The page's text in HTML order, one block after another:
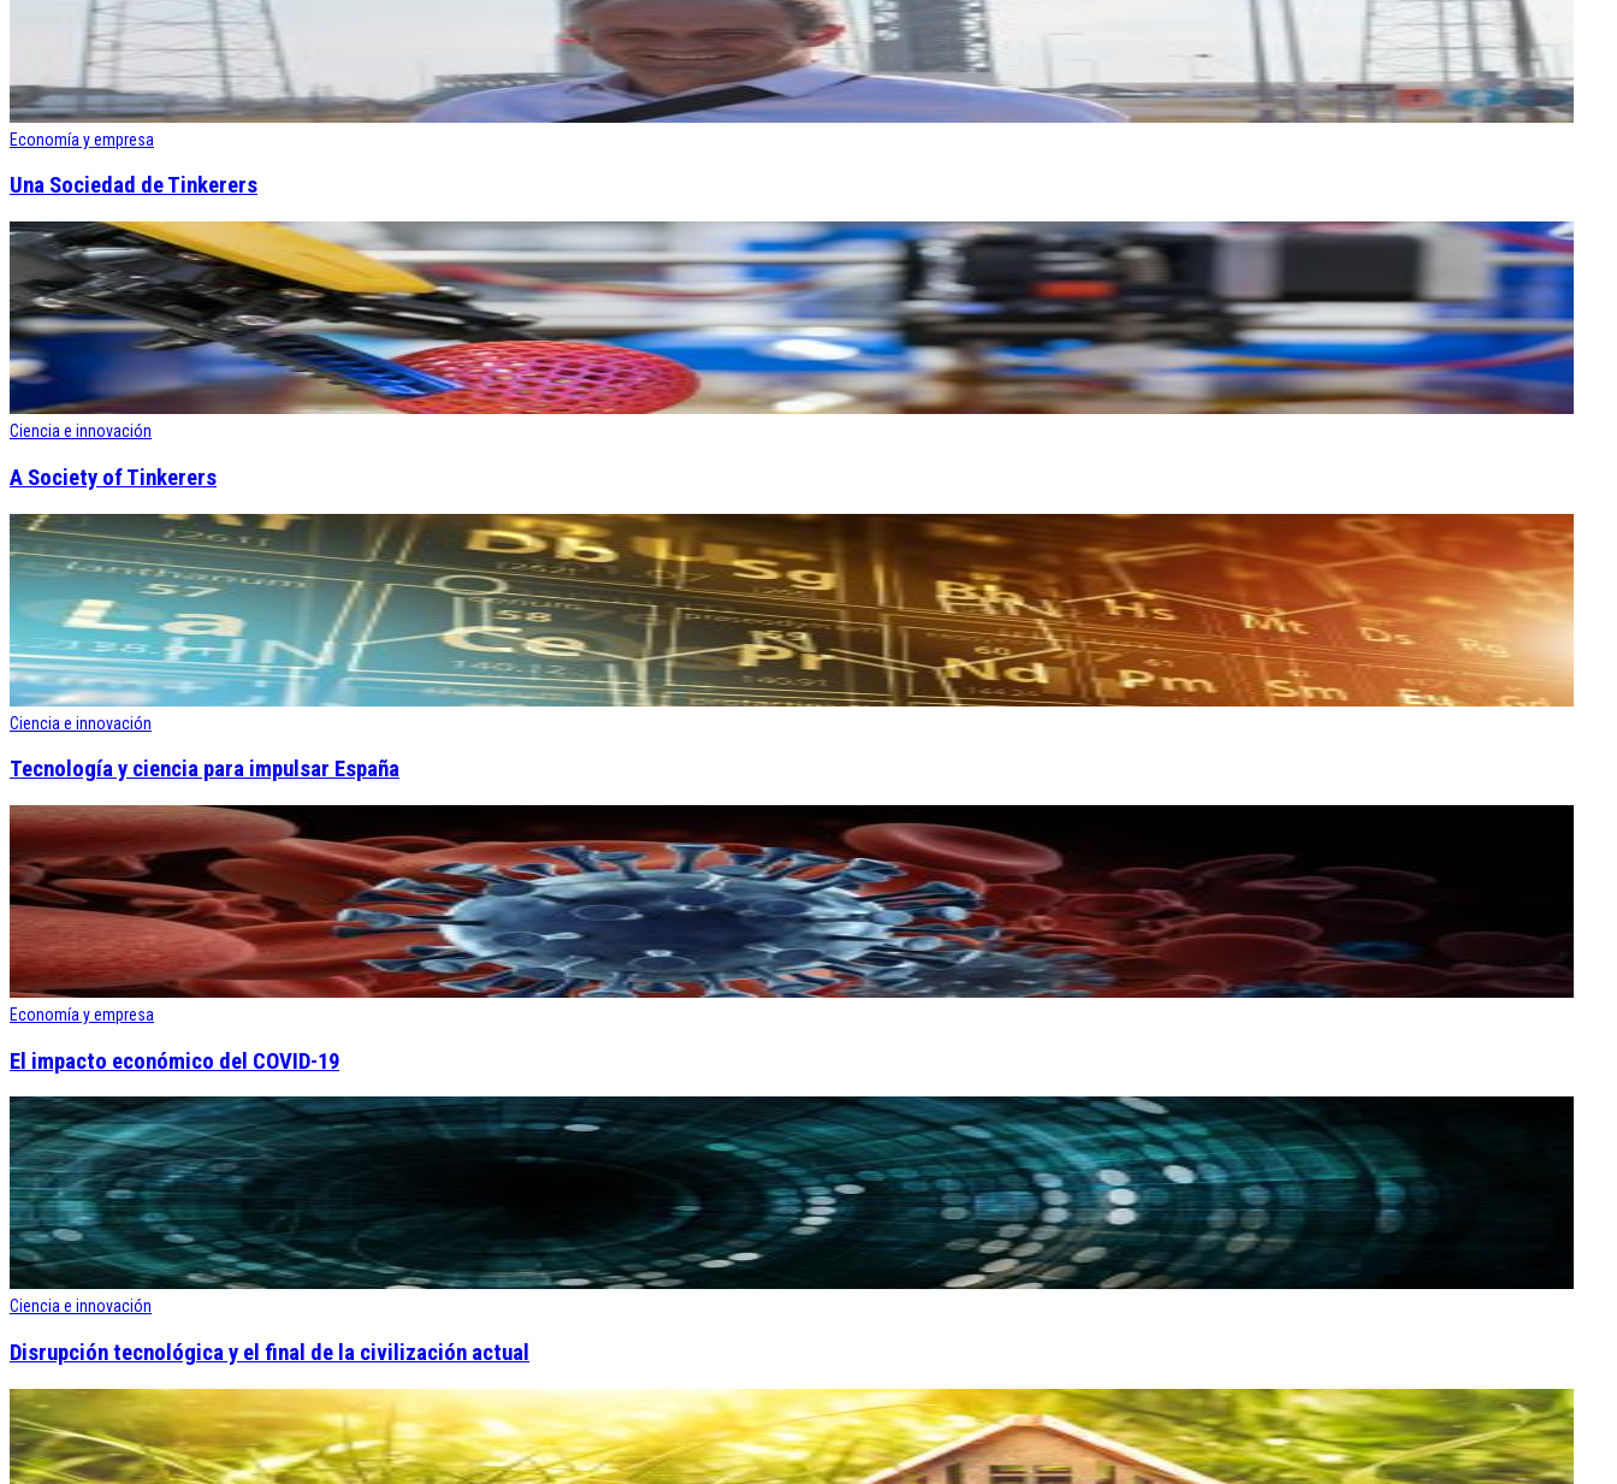
Economía y empresa
Una Sociedad de Tinkerers
Ciencia e innovación
A Society of Tinkerers
Ciencia e innovación
Tecnología y ciencia para impulsar España
Economía y empresa
El impacto económico del COVID-19
Ciencia e innovación
Disrupción tecnológica y el final de la civilización actual